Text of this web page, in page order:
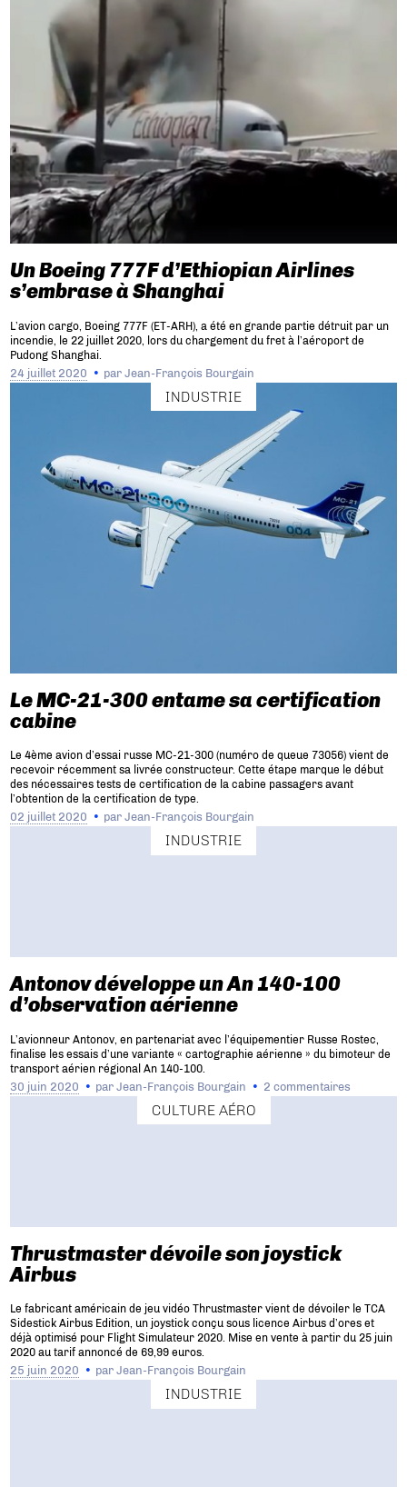
Un Boeing 777F d’Ethiopian Airlines
s’embrase à Shanghai
L’avion cargo, Boeing 777F (ET-ARH), a été en grande partie détruit par un
incendie, le 22 juillet 2020, lors du chargement du fret à l’aéroport de
Pudong Shanghai.
24 juillet 2020 parJean-François Bourgain
INDUSTRIE
Le MC-21-300 entame sa certification
cabine
Le 4ème avion d’essai russe MC-21-300 (numéro de queue 73056) vient de
recevoir récemment sa livrée constructeur. Cette étape marque le début
des nécessaires tests de certification de la cabine passagers avant
l’obtention de la certification de type.
02 juillet 2020 parJean-François Bourgain
INDUSTRIE
Antonov développe un An 140-100
d’observation aérienne
L’avionneur Antonov, en partenariat avec l’équipementier Russe Rostec,
finalise les essais d’une variante « cartographie aérienne » du bimoteur de
transport aérien régional An 140-100.
30 juin 2020 parJean-François Bourgain 2 commentaires
CULTURE AÉRO
Thrustmaster dévoile son joystick
Airbus
Le fabricant américain de jeu vidéo Thrustmaster vient de dévoiler le TCA
Sidestick Airbus Edition, un joystick conçu sous licence Airbus d’ores et
déjà optimisé pour Flight Simulateur 2020. Mise en vente à partir du 25 juin
2020 au tarif annoncé de 69,99 euros.
25 juin 2020 parJean-François Bourgain
INDUSTRIE